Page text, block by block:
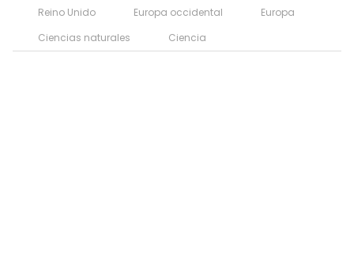
Reino Unido
Europa occidental
Europa
Ciencias naturales
Ciencia